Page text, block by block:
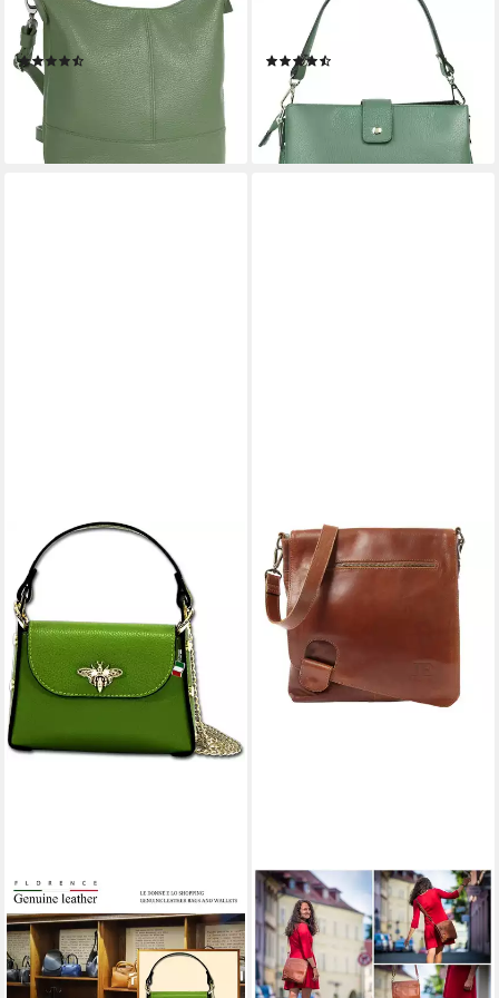
Umhängetasche, echt Leder,
Made in Italy
(140)
39,95 €
lieferbar - in 1-2 Werktagen bei dir
Henkeltasche, echt Leder,
Made in Italy
59,90 €
lieferbar - in 6-8 Werktagen bei dir